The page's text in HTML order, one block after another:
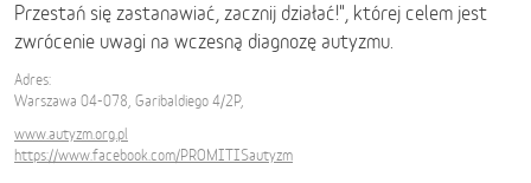
Przestań się zastanawiać, zacznij działać!", której celem jest
zwrócenie uwagi na wczesną diagnozę autyzmu.
Adres:
Warszawa 04-078, Garibaldiego 4/2P,
www.autyzm.org.pl
https://www.facebook.com/PROMITISautyzm